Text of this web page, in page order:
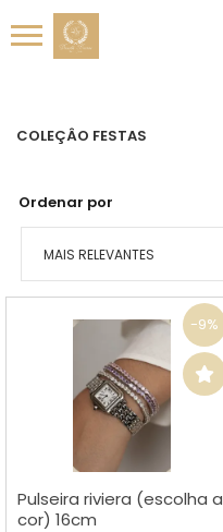
COLEÇÂO FESTAS
Ordenar por
MAIS RELEVANTES
MENOR PREÇO
MAIOR PREÇO
A - Z
-9%
Pulseira riviera (escolha a
cor) 16cm